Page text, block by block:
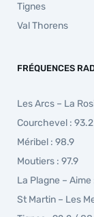
Tignes
Val Thorens
FRÉQUENCES
Les Arcs – La
Courchevel : 93.2
Méribel : 98.9
Moutiers : 97.9
La Plagne –
St Martin – Les